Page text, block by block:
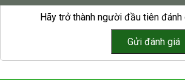
Hãy trở thành người đầu tiên